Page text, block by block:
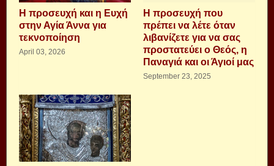
Η προσευχή και η Ευχή
στην Αγία Άννα για
τεκνοποίηση
April 03, 2026
Η προσευχή που
πρέπει να λέτε όταν
λιβανίζετε για να σας
προστατεύει ο Θεός, η
Παναγιά και οι Άγιοί μας
September 23, 2025